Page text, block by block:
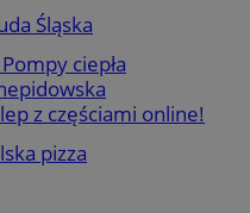
Śląska
ciepła
z częściami online!
pizza